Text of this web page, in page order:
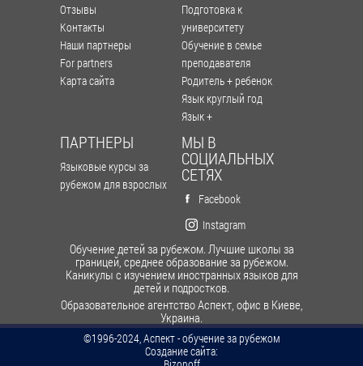
Отзывы
Контакты
Наши партнеры
For partners
Карта сайта
Подготовка к
университету
Обучение в семье
преподавателя
Родитель + ребенок
Язык круглый год
Язык +
ПАРТНЕРЫ
Языковые курсы за
рубежом для взрослых
МЫ В
СОЦИАЛЬНЫХ
СЕТЯХ
Facebook
Instagram
Обучение детей за рубежом. Лучшие школы за
границей, среднее образование за рубежом.
Каникулы с изучением иностранных языков для
детей и подростков.
Образовательное агентство Аспект, офис в Киеве,
Украина.
©1996-2024, Аспект - обучение за рубежом
Cоздание сайта: